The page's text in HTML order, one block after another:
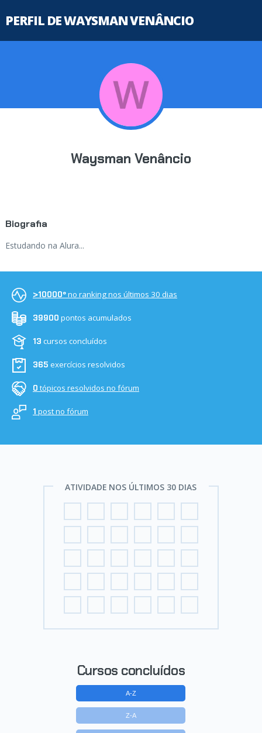
PERFIL DE WAYSMAN VENÂNCIO
Waysman Venâncio
Biografia
Estudando na Alura...
>10000ºno ranking nos últimos 30 dias
39900 pontos acumulados
13 cursos concluídos
365 exercícios resolvidos
0 tópicos resolvidos no fórum
1 post no fórum
ATIVIDADE NOS ÚLTIMOS 30 DIAS
Cursos concluídos
A-Z
Z-A